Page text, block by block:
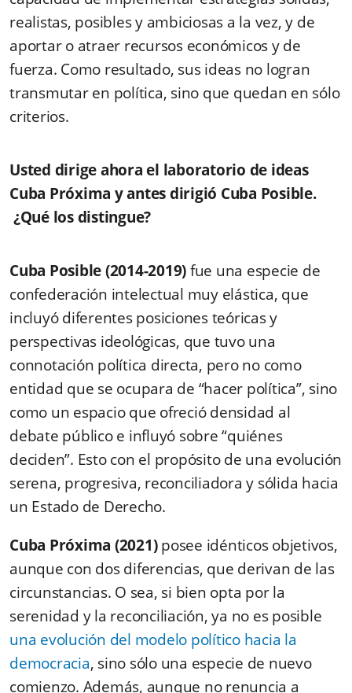
realistas, posibles y ambiciosas a la vez, y de
aportar o atraer recursos económicos y de
fuerza. Como resultado, sus ideas no logran
transmutar en política, sino que quedan en sólo
criterios.
Usted dirige ahora el laboratorio de ideas
Cuba Próxima y antes dirigió Cuba Posible.
¿Qué los distingue?
Cuba Posible (2014-2019)fue una especie de
confederación intelectual muy elástica, que
incluyó diferentes posiciones teóricas y
perspectivas ideoló­gicas, que tuvo una
connotación política directa, pero no como
entidad que se ocupara de “hacer política”, sino
como un espacio que ofreció densidad al
debate público e influyó sobre “quiénes
deciden”. Esto con el propósito de una evolución
serena, progresiva, reconciliadora y sólida hacia
un Estado de Derecho.
Cuba Próxima (2021)posee idénticos objetivos,
aunque con dos diferencias, que derivan de las
circunstancias. O sea, si bien opta por la
serenidad y la reconciliación, ya no es posible
una evolución del modelo político hacia la
democracia, sino sólo una especie de nuevo
comienzo. Además, aunque no renuncia a